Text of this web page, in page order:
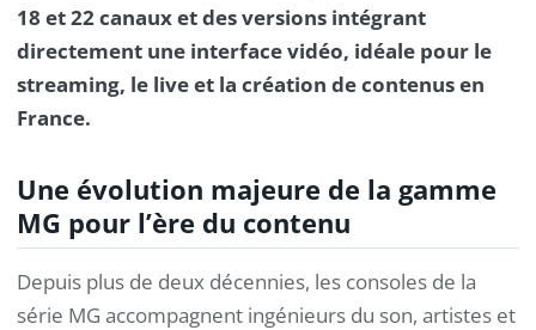
18 et 22 canaux et des versions intégrant
directement une interface vidéo, idéale pour le
streaming, le live et la création de contenus en
France.
Une évolution majeure de la gamme
MG pour l’ère du contenu
Depuis plus de deux décennies, les consoles de la
série MG accompagnent ingénieurs du son, artistes et